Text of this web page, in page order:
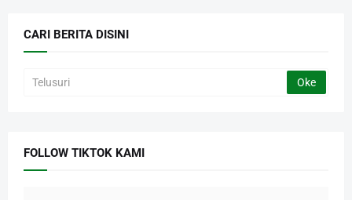
CARI BERITA DISINI
FOLLOW TIKTOK KAMI